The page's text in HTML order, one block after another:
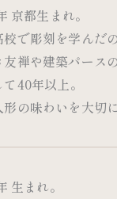
京都生まれ。
校で彫刻を学んだ
友禅や建築パース
40年以上。
形の味わいを大切
生まれ。